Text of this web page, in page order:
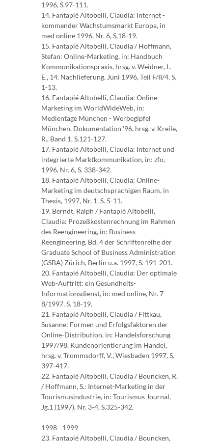
1996, S.97-111.
14. Fantapié Altobelli, Claudia: Internet -
kommender Wachstumsmarkt Europa, in
med online 1996, Nr. 6, S.18-19.
15. Fantapié Altobelli, Claudia / Hoffmann,
Stefan: Online-Marketing, in: Handbuch
Kommunikationspraxis, hrsg. v. Weidner, L.
E., 14. Nachlieferung, Juni 1996, Teil F/II/4, S.
1-13.
16. Fantapié Altobelli, Claudia: Online-
Marketing im WorldWideWeb, in:
Medientage München - Werbegipfel
München, Dokumentation '96, hrsg. v. Kreile,
R., Band 1, S.121-127.
17. Fantapié Altobelli, Claudia: Internet und
integrierte Marktkommunikation, in: zfo,
1996, Nr. 6, S. 338-342.
18. Fantapié Altobelli, Claudia: Online-
Marketing im deutschsprachigen Raum, in
Thexis, 1997, Nr. 1, S. 5-11.
19. Berndt, Ralph / Fantapié Altobelli,
Claudia: Prozeßkostenrechnung im Rahmen
des Reengineering, in: Business
Reengineering, Bd. 4 der Schriftenreihe der
Graduate School of Business Administration
(GSBA) Zürich, Berlin u.a. 1997, S. 191-201.
20. Fantapié Altobelli, Claudia: Der optimale
Web-Auftritt: ein Gesundheits-
Informationsdienst, in: med online, Nr. 7-
8/1997, S. 18-19.
21. Fantapié Altobelli, Claudia / Fittkau,
Susanne: Formen und Erfolgsfaktoren der
Online-Distribution, in: Handelsforschung
1997/98. Kundenorientierung im Handel,
hrsg. v. Trommsdorff, V., Wiesbaden 1997, S.
397-417.
22. Fantapié Altobelli, Claudia / Bouncken, R.
/ Hoffmann, S.: Internet-Marketing in der
Tourismusindustrie, in: Tourismus Journal,
Jg.1 (1997), Nr. 3-4, S.325-342.
1998 - 1999
23. Fantapié Altobelli, Claudia / Bouncken,